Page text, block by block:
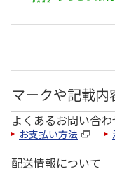
マークや記載内
よくあるお問い合わ
お支払い方法
配送情報について